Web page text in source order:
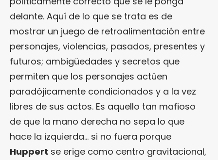
delante. Aquí de lo que se trata es de
mostrar un juego de retroalimentación entre
personajes, violencias, pasados, presentes y
futuros; ambigüedades y secretos que
permiten que los personajes actúen
paradójicamente condicionados y a la vez
libres de sus actos. Es aquello tan mafioso
de que la mano derecha no sepa lo que
hace la izquierda… si no fuera porque
Huppert se erige como centro gravitacional,